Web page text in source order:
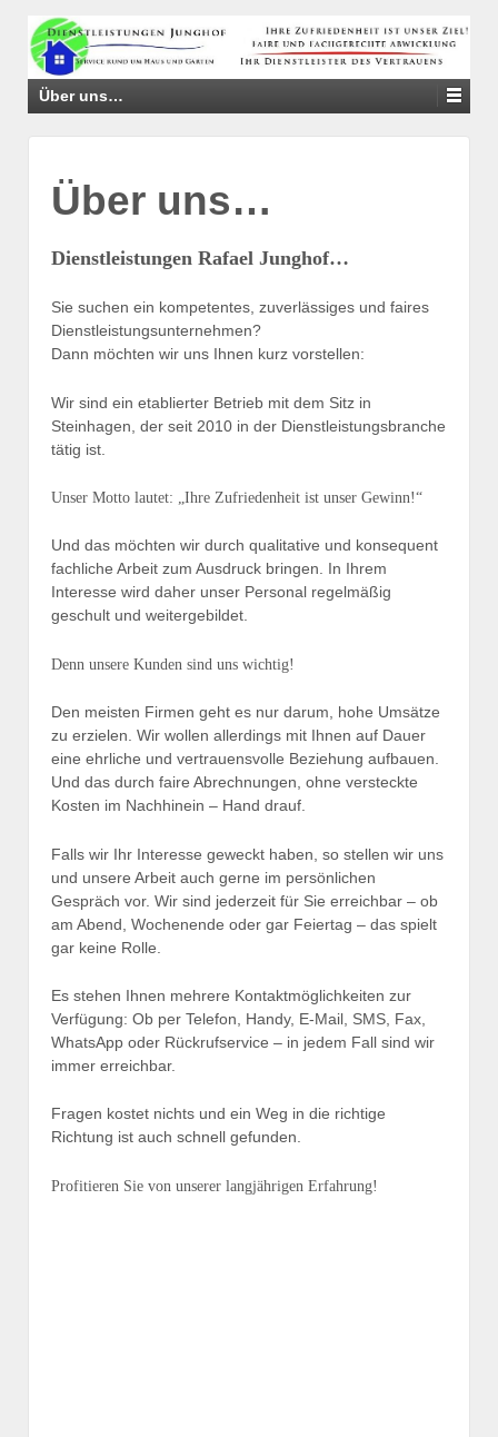
SKIP
TO
MAIN
CONTENT
Über uns…
Über uns…
Dienstleistungen Rafael Junghof…
Sie suchen ein kompetentes, zuverlässiges und faires
Dienstleistungsunternehmen?
Dann möchten wir uns Ihnen kurz vorstellen:
Wir sind ein etablierter Betrieb mit dem Sitz in
Steinhagen, der seit 2010 in der Dienstleistungsbranche
tätig ist.
Unser Motto lautet: „Ihre Zufriedenheit ist unser Gewinn!“
Und das möchten wir durch qualitative und konsequent
fachliche Arbeit zum Ausdruck bringen. In Ihrem
Interesse wird daher unser Personal regelmäßig
geschult und weitergebildet.
Denn unsere Kunden sind uns wichtig!
Den meisten Firmen geht es nur darum, hohe Umsätze
zu erzielen. Wir wollen allerdings mit Ihnen auf Dauer
eine ehrliche und vertrauensvolle Beziehung aufbauen.
Und das durch faire Abrechnungen, ohne versteckte
Kosten im Nachhinein – Hand drauf.
Falls wir Ihr Interesse geweckt haben, so stellen wir uns
und unsere Arbeit auch gerne im persönlichen
Gespräch vor. Wir sind jederzeit für Sie erreichbar – ob
am Abend, Wochenende oder gar Feiertag – das spielt
gar keine Rolle.
Es stehen Ihnen mehrere Kontaktmöglichkeiten zur
Verfügung: Ob per Telefon, Handy, E-Mail, SMS, Fax,
WhatsApp oder Rückrufservice – in jedem Fall sind wir
immer erreichbar.
Fragen kostet nichts und ein Weg in die richtige
Richtung ist auch schnell gefunden.
Profitieren Sie von unserer langjährigen Erfahrung!